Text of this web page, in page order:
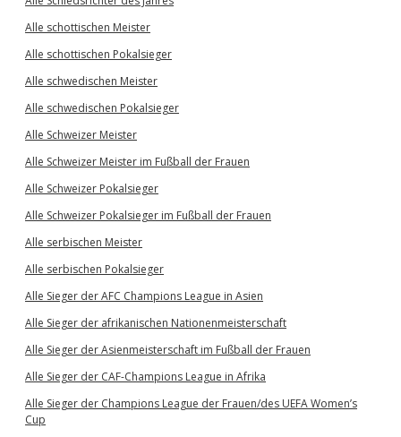
Alle schottischen Meister
Alle schottischen Pokalsieger
Alle schwedischen Meister
Alle schwedischen Pokalsieger
Alle Schweizer Meister
Alle Schweizer Meister im Fußball der Frauen
Alle Schweizer Pokalsieger
Alle Schweizer Pokalsieger im Fußball der Frauen
Alle serbischen Meister
Alle serbischen Pokalsieger
Alle Sieger der AFC Champions League in Asien
Alle Sieger der afrikanischen Nationenmeisterschaft
Alle Sieger der Asienmeisterschaft im Fußball der Frauen
Alle Sieger der CAF-Champions League in Afrika
Alle Sieger der Champions League der Frauen/des UEFA Women’s
Cup